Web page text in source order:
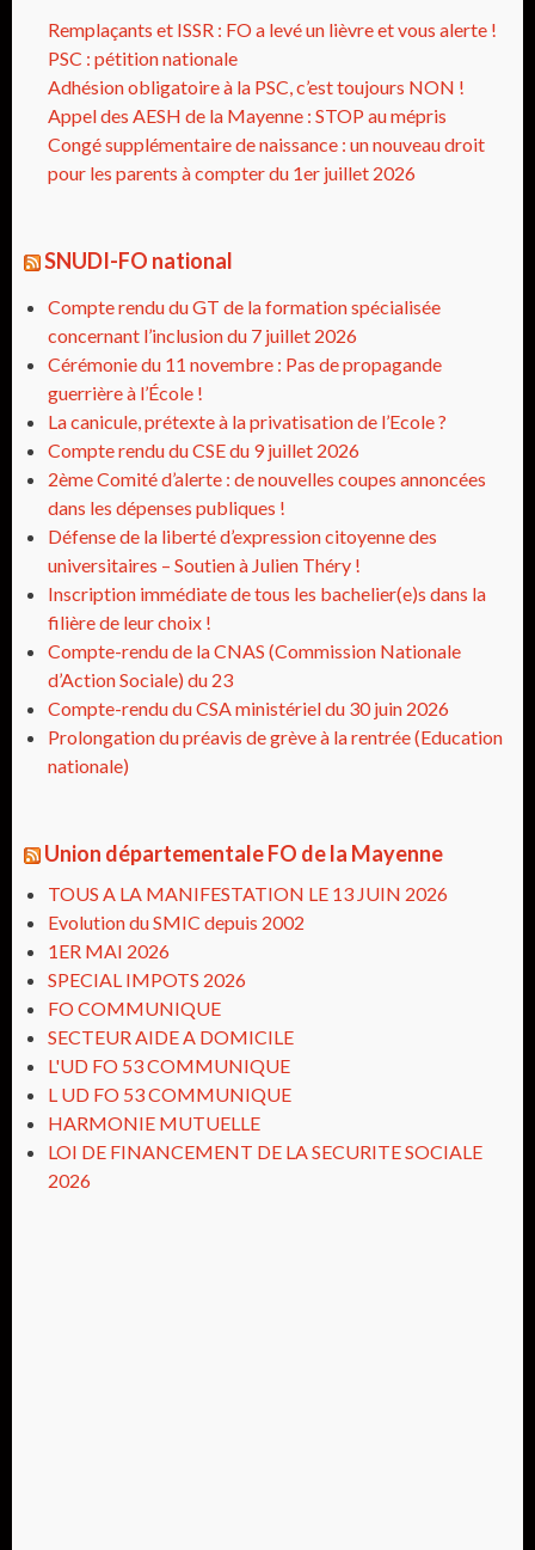
Remplaçants et ISSR : FO a levé un lièvre et vous alerte !
PSC : pétition nationale
Adhésion obligatoire à la PSC, c’est toujours NON !
Appel des AESH de la Mayenne : STOP au mépris
Congé supplémentaire de naissance : un nouveau droit
pour les parents à compter du 1er juillet 2026
SNUDI-FO national
Compte rendu du GT de la formation spécialisée
concernant l’inclusion du 7 juillet 2026
Cérémonie du 11 novembre : Pas de propagande
guerrière à l’École !
La canicule, prétexte à la privatisation de l’Ecole ?
Compte rendu du CSE du 9 juillet 2026
2ème Comité d’alerte : de nouvelles coupes annoncées
dans les dépenses publiques !
Défense de la liberté d’expression citoyenne des
universitaires – Soutien à Julien Théry !
Inscription immédiate de tous les bachelier(e)s dans la
filière de leur choix !
Compte-rendu de la CNAS (Commission Nationale
d’Action Sociale) du 23
Compte-rendu du CSA ministériel du 30 juin 2026
Prolongation du préavis de grève à la rentrée (Education
nationale)
Union départementale FO de la Mayenne
TOUS A LA MANIFESTATION LE 13 JUIN 2026
Evolution du SMIC depuis 2002
1ER MAI 2026
SPECIAL IMPOTS 2026
FO COMMUNIQUE
SECTEUR AIDE A DOMICILE
L'UD FO 53 COMMUNIQUE
L UD FO 53 COMMUNIQUE
HARMONIE MUTUELLE
LOI DE FINANCEMENT DE LA SECURITE SOCIALE
2026